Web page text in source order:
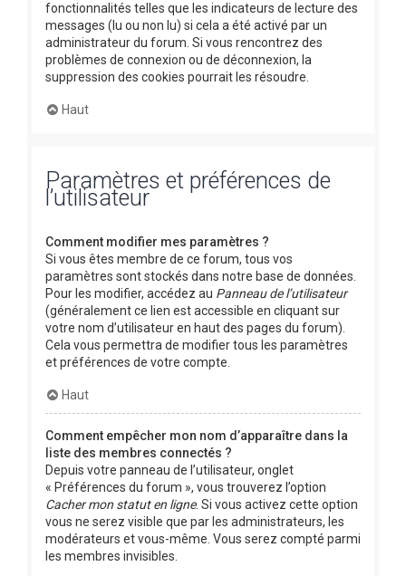
fonctionnalités telles que les indicateurs de lecture des
messages (lu ou non lu) si cela a été activé par un
administrateur du forum. Si vous rencontrez des
problèmes de connexion ou de déconnexion, la
suppression des cookies pourrait les résoudre.
Haut
Paramètres et préférences de
l’utilisateur
Comment modifier mes paramètres ?
Si vous êtes membre de ce forum, tous vos
paramètres sont stockés dans notre base de données.
Pour les modifier, accédez au Panneau de l’utilisateur
(généralement ce lien est accessible en cliquant sur
votre nom d’utilisateur en haut des pages du forum).
Cela vous permettra de modifier tous les paramètres
et préférences de votre compte.
Haut
Comment empêcher mon nom d’apparaître dans la
liste des membres connectés ?
Depuis votre panneau de l’utilisateur, onglet
« Préférences du forum », vous trouverez l’option
Cacher mon statut en ligne. Si vous activez cette option
vous ne serez visible que par les administrateurs, les
modérateurs et vous-même. Vous serez compté parmi
les membres invisibles.